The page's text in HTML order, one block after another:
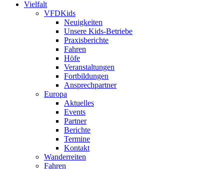
Vielfalt
VFDKids
Neuigkeiten
Unsere Kids-Betriebe
Praxisberichte
Fahren
Höfe
Veranstaltungen
Fortbildungen
Ansprechpartner
Europa
Aktuelles
Events
Partner
Berichte
Termine
Kontakt
Wanderreiten
Fahren